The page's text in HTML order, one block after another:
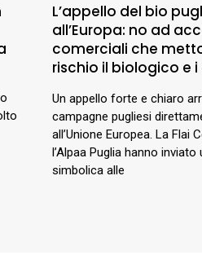
L’appello del bio
all’Europa: no ad
comerciali che
rischio il biologico e
Un appello forte e chiaro
campagne pugliesi
all’Unione Europea. La Flai
l’Alpaa Puglia hanno
simbolica alle